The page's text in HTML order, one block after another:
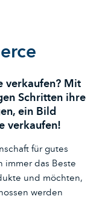
verkaufen? Mit
Schritten ihre
ein Bild
verkaufen!
für gutes
immer das Beste
und möchten,
werden